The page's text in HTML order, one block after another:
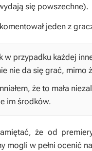
się powszechne).
jeden z
w przypadku każdej
nie da się grać, mimo
że to mała
im środków.
że od
mogli w pełni ocenić